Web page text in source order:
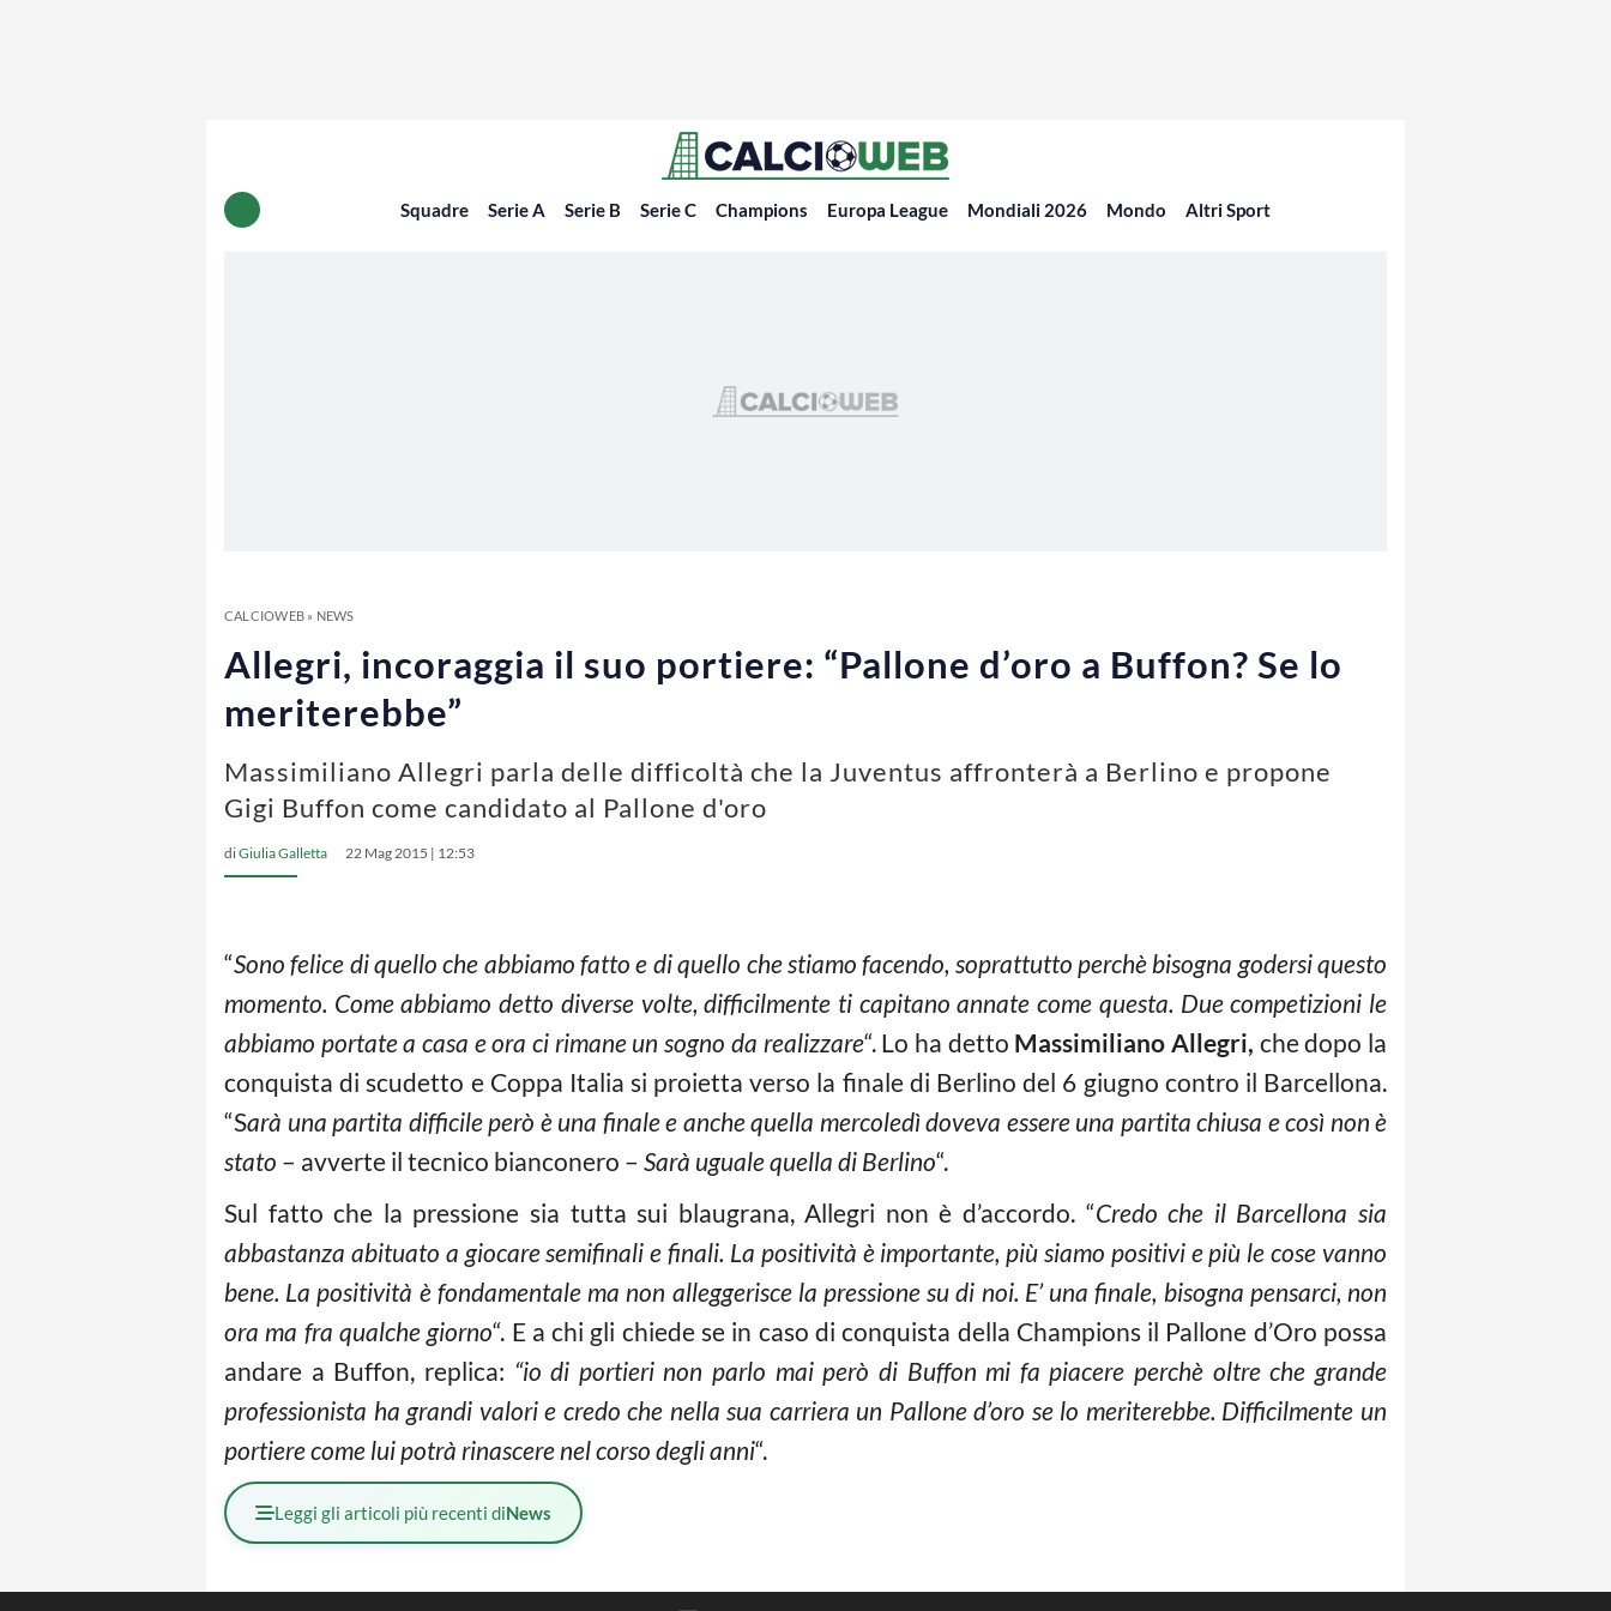
Squadre Serie A Serie B Serie C Champions Europa League Mondiali 2026 Mondo Altri Sport
CALCIOWEB» NEWS
Allegri, incoraggia il suo portiere: “Pallone d’oro a Buffon? Se lo
meriterebbe”
Massimiliano Allegri parla delle difficoltà che la Juventus affronterà a Berlino e propone
Gigi Buffon come candidato al Pallone d'oro
diGiulia Galletta 22 Mag 2015 | 12:53
“Sono felice di quello che abbiamo fatto e di quello che stiamo facendo, soprattutto perchè bisogna godersi questo
momento. Come abbiamo detto diverse volte, difficilmente ti capitano annate come questa. Due competizioni le
abbiamo portate a casa e ora ci rimane un sogno da realizzare“. Lo ha detto Massimiliano Allegri, che dopo la
conquista di scudetto e Coppa Italia si proietta verso la finale di Berlino del 6 giugno contro il Barcellona.
“Sarà una partita difficile però è una finale e anche quella mercoledì doveva essere una partita chiusa e così non è
stato – avverte il tecnico bianconero – Sarà uguale quella di Berlino“.
Sul fatto che la pressione sia tutta sui blaugrana, Allegri non è d’accordo. “Credo che il Barcellona sia
abbastanza abituato a giocare semifinali e finali. La positività è importante, più siamo positivi e più le cose vanno
bene. La positività è fondamentale ma non alleggerisce la pressione su di noi. E’ una finale, bisogna pensarci, non
ora ma fra qualche giorno“. E a chi gli chiede se in caso di conquista della Champions il Pallone d’Oro possa
andare a Buffon, replica: “io di portieri non parlo mai però di Buffon mi fa piacere perchè oltre che grande
professionista ha grandi valori e credo che nella sua carriera un Pallone d’oro se lo meriterebbe. Difficilmente un
portiere come lui potrà rinascere nel corso degli anni“.
Leggi gli articoli più recenti diNews